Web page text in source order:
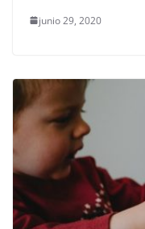
junio 29, 2020